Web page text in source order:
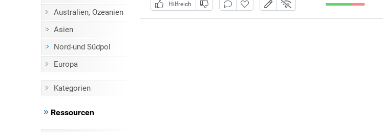
Australien, Ozeanien
Asien
Nord-und Südpol
Europa
Kategorien
Ressourcen
Hilfreich